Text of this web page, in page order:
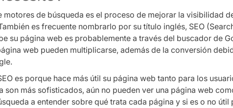
de búsqueda es el proceso de mejorar la visibilidad
es frecuente nombrarlo por su título inglés, SEO
su página web es probablemente a través del buscador de
web pueden multiplicarse, además de la conversión
es porque hace más útil su página web tanto para los
más sofisticados, aún no pueden ver una página web
a entender sobre qué trata cada página y si es o no útil